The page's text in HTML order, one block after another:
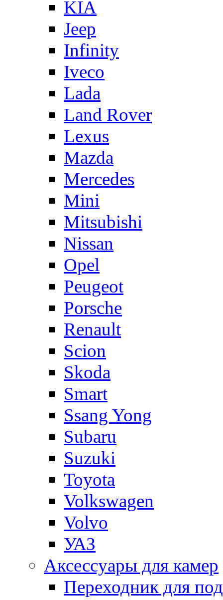
KIA
Jeep
Infinity
Iveco
Lada
Land Rover
Lexus
Mazda
Mercedes
Mini
Mitsubishi
Nissan
Opel
Peugeot
Porsche
Renault
Scion
Skoda
Smart
Ssang Yong
Subaru
Suzuki
Toyota
Volkswagen
Volvo
УАЗ
Аксессуары для камер
Переходник для